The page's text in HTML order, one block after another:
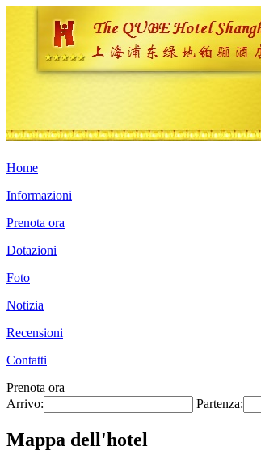
Home
Informazioni
Prenota ora
Dotazioni
Foto
Notizia
Recensioni
Contatti
Prenota ora
Arrivo:
Partenza:
Mappa dell'hotel